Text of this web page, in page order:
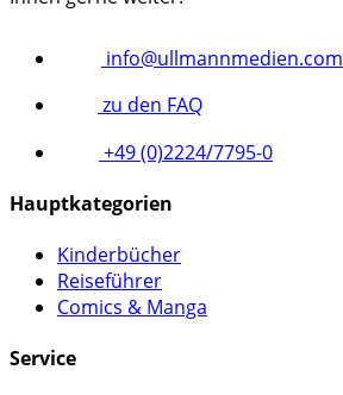
info@ullmannmedien.com
zu den FAQ
+49 (0)2224/7795-0
Hauptkategorien
Kinderbücher
Reiseführer
Comics & Manga
Service